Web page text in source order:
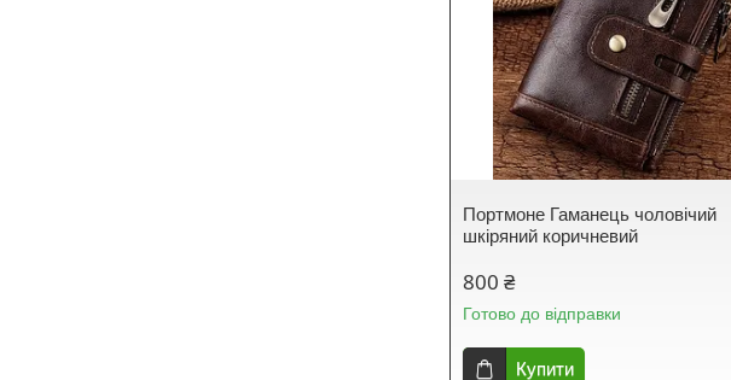
Портмоне Гаманець чоловічий
шкіряний коричневий
800 ₴
Готово до відправки
Купити